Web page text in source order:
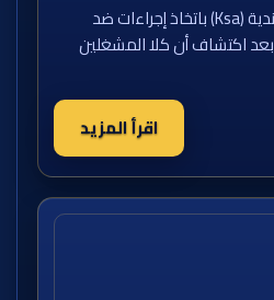
قامت هيئة الألعاب الهولندية (Ksa) باتخاذ إجراءات ضد
Betcity و TOTO Winkel بعد اكتشاف أن كلا المشغلين
اقرأ المزيد